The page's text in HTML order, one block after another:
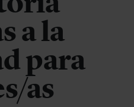
a la
para
as